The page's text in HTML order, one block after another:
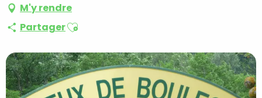
M'y rendre
PartagerAjouter aux favoris